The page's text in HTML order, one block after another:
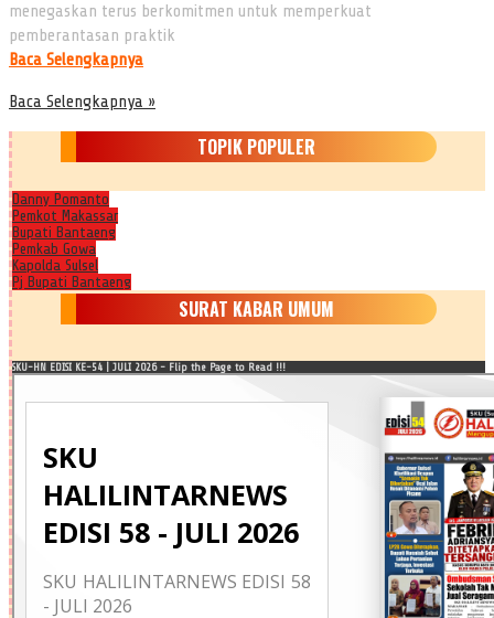
menegaskan terus berkomitmen untuk memperkuat
pemberantasan praktik
Baca Selengkapnya
Baca Selengkapnya »
TOPIK POPULER
Danny Pomanto
Pemkot Makassar
Bupati Bantaeng
Pemkab Gowa
Kapolda Sulsel
Pj Bupati Bantaeng
SURAT KABAR UMUM
SKU-HN EDISI KE-54 | JULI 2026 - Flip the Page to Read !!!